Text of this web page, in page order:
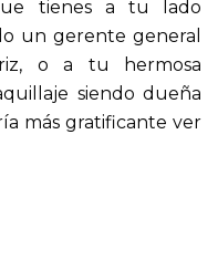
tienes a tu lado
un gerente general
o a tu hermosa
siendo dueña
más gratificante ver